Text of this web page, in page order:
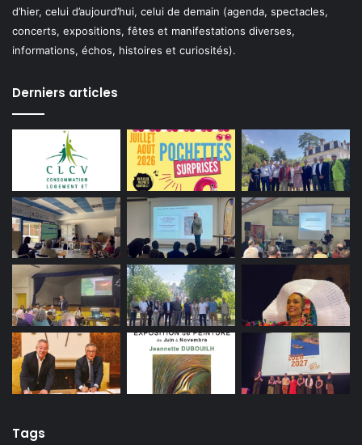
d’hier, celui d’aujourd’hui, celui de demain (agenda, spectacles,
concerts, expositions, fêtes et manifestations diverses,
informations, échos, histoires et curiosités).
Derniers articles
Tags